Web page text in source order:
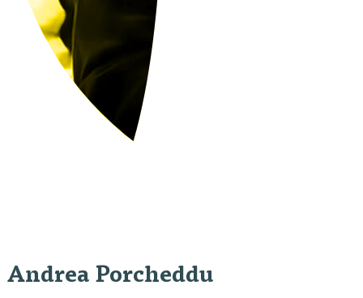
Andrea Porcheddu